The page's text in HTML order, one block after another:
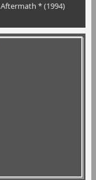
Aftermath * (1994)